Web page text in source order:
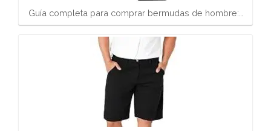
Guía completa para comprar bermudas de hombre:…